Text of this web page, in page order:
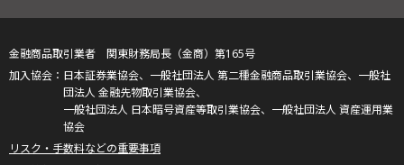
金融商品取引業者 関東財務局長（金商）第165号
日本証券業協会、一般社団法人 第二種金融商品取引業協会、一般社
団法人 金融先物取引業協会、
一般社団法人 日本暗号資産等取引業協会、一般社団法人 資産運用業
協会
リスク・手数料などの重要事項